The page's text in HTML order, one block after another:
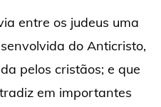
entre os judeus uma
do Anticristo,
pelos cristãos; e que
em importantes